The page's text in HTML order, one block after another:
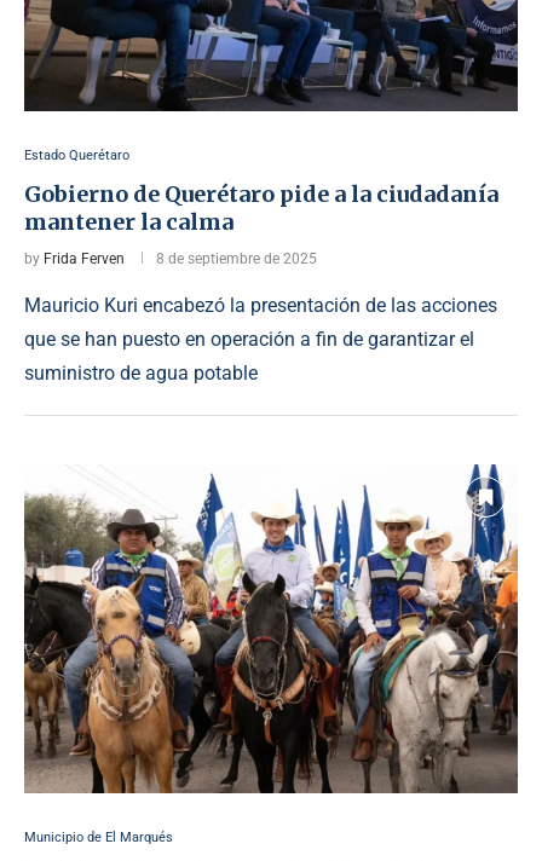
Estado Querétaro
Gobierno de Querétaro pide a la ciudadanía
mantener la calma
by Frida Ferven 8 de septiembre de 2025
Mauricio Kuri encabezó la presentación de las acciones
que se han puesto en operación a fin de garantizar el
suministro de agua potable
Municipio de El Marqués